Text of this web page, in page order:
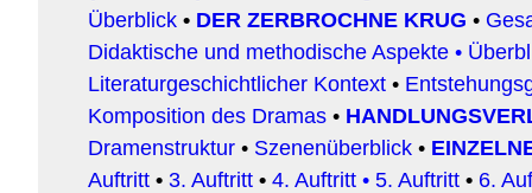
Überblick • DER ZERBROCHNE KRUG •
Didaktische und methodische Aspekte •
Literaturgeschichtlicher Kontext •
Komposition des Dramas •
Dramenstruktur • Szenenüberblick •
Auftritt • 3. Auftritt • 4. Auftritt • 5. Auftritt • 6.